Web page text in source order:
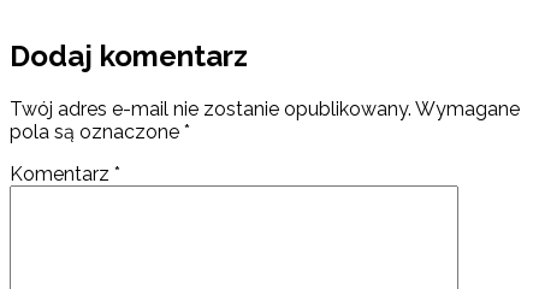
Dodaj komentarz
Twój adres e-mail nie zostanie opublikowany. Wymagane
pola są oznaczone *
Komentarz *